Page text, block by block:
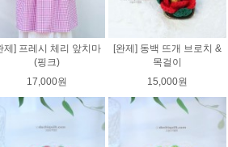
제] 프레시 체리 앞치마
(핑크)
17,000원
[완제] 동백 뜨개 브로치 &
목걸이
15,000원